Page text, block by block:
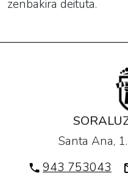
zenbakira deituta.
Santa Ana,
943 753043